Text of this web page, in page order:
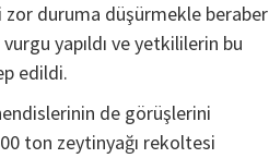
zor duruma düşürmekle beraber
vurgu yapıldı ve yetkililerin bu
edildi.
de görüşlerini
ton zeytinyağı rekoltesi